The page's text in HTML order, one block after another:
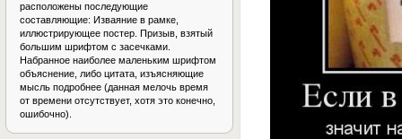
расположены последующие
составляющие: Изваяние в рамке,
иллюстрирующее постер. Призыв, взятый
большим шрифтом с засечками.
Набранное наиболее маленьким шрифтом
объяснение, либо цитата, изъясняющие
мысль подробнее (данная мелочь время
от времени отсутствует, хотя это конечно,
ошибочно).